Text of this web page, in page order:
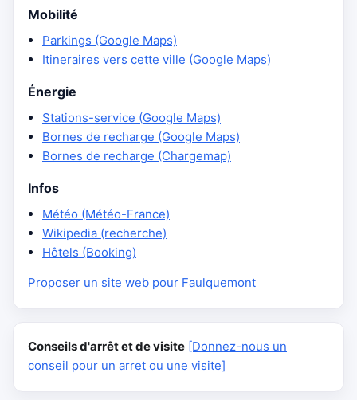
Mobilité
Parkings (Google Maps)
Itineraires vers cette ville (Google Maps)
Énergie
Stations-service (Google Maps)
Bornes de recharge (Google Maps)
Bornes de recharge (Chargemap)
Infos
Météo (Météo-France)
Wikipedia (recherche)
Hôtels (Booking)
Proposer un site web pour Faulquemont
Conseils d'arrêt et de visite [Donnez-nous un
conseil pour un arret ou une visite]